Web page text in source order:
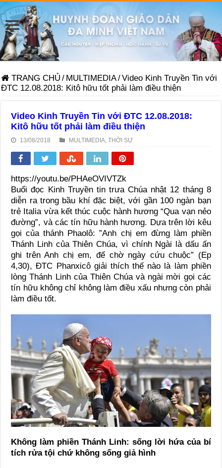
TRANG CHỦ / MULTIMEDIA/Video Kinh Truyền Tin với
ĐTC 12.08.2018: Kitô hữu tốt phải làm điều thiện
Video Kinh Truyền Tin với ĐTC 12.08.2018:
Kitô hữu tốt phải làm điều thiện
13/08/2018 MULTIMEDIA ,THỜI SỰ
https://youtu.be/PHAeOVIVTZk
Buổi đọc Kinh Truyền tin trưa Chúa nhật 12 tháng 8
diễn ra trong bầu khí đặc biệt, với gần 100 ngàn bạn
trẻ Italia vừa kết thúc cuộc hành hương “Qua vạn nẻo
đường”, và các tín hữu hành hương. Dựa trên lời kêu
gọi của thánh Phaolô: ”Anh chị em đừng làm phiền
Thánh Linh của Thiên Chúa, vì chính Ngài là dấu ấn
ghi trên Anh chị em, để chờ ngày cứu chuộc” (Ep
4,30), ĐTC Phanxicô giải thích thế nào là làm phiền
lòng Thánh Linh của Thiên Chúa và ngài mời gọi các
tín hữu không chỉ không làm điều xấu nhưng còn phải
làm điều tốt.
Không làm phiền Thánh Linh: sống lời hứa của bí
tích rửa tội chứ không sống giả hình